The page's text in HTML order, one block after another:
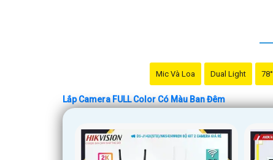
Mic Và Loa Dual Light 78°
Lắp Camera FULL Color Có Màu Ban Đêm